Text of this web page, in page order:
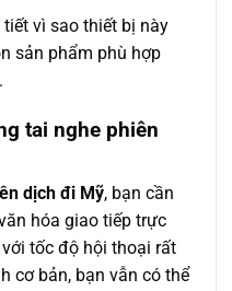
vì sao thiết bị này
sản phẩm phù hợp
tai nghe phiên
dịch đi Mỹ, bạn cần
hóa giao tiếp trực
tốc độ hội thoại rất
cơ bản, bạn vẫn có thể